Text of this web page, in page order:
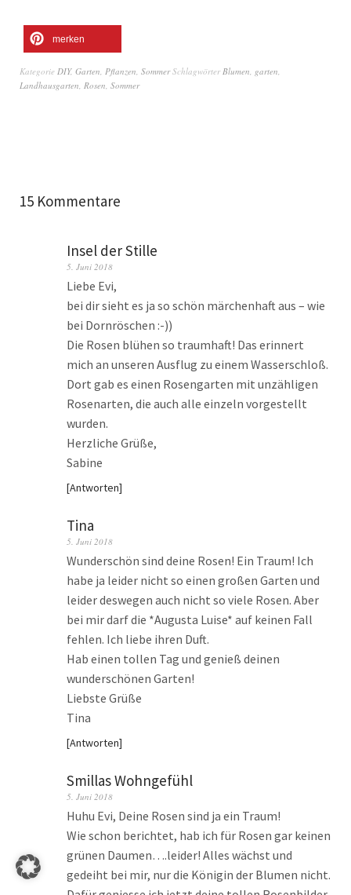
merken
Kategorie DIY, Garten Pflanzen Sommer Schlagwörter Blumen garten
Landhausgarten Rosen Sommer
15 Kommentare
Insel der Stille
5. Juni 2018
Liebe Evi,
bei dir sieht es ja so schön märchenhaft aus – wie
bei Dornröschen :-))
Die Rosen blühen so traumhaft! Das erinnert
mich an unseren Ausflug zu einem Wasserschloß.
Dort gab es einen Rosengarten mit unzähligen
Rosenarten, die auch alle einzeln vorgestellt
wurden.
Herzliche Grüße,
Sabine
Antworten
Tina
5. Juni 2018
Wunderschön sind deine Rosen! Ein Traum! Ich
habe ja leider nicht so einen großen Garten und
leider deswegen auch nicht so viele Rosen. Aber
bei mir darf die *Augusta Luise* auf keinen Fall
fehlen. Ich liebe ihren Duft.
Hab einen tollen Tag und genieß deinen
wunderschönen Garten!
Liebste Grüße
Tina
Antworten
Smillas Wohngefühl
5. Juni 2018
Huhu Evi, Deine Rosen sind ja ein Traum!
Wie schon berichtet, hab ich für Rosen gar keinen
grünen Daumen….leider! Alles wächst und
gedeiht bei mir, nur die Königin der Blumen nicht.